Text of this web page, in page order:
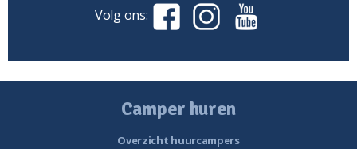
Volg ons:
Camper huren
Overzicht huurcampers